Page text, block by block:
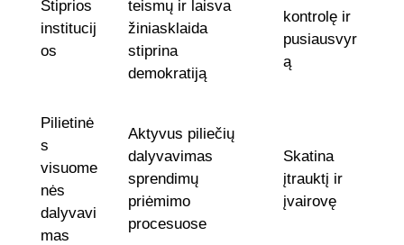
Stiprios
institucij
os
teismų ir laisva
žiniasklaida
stiprina
demokratiją
kontrolę ir
pusiausvyr
ą
Pilietinė
s
visuome
nės
dalyvavi
mas
Aktyvus piliečių
dalyvavimas
sprendimų
priėmimo
procesuose
Skatina
įtrauktį ir
įvairovę